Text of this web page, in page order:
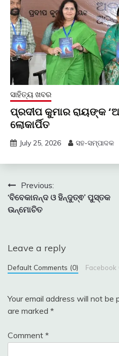
ସାହିତ୍ୟ ଖବର
ପ୍ରଦୀପ କୁମାର ରାୟଙ୍କ
ଲୋକାର୍ପିତ
July 25, 2026 ସହ-ସମ୍ପାଦକ
Post
navigation
Previous:
‘ବିବେକାନନ୍ଦ ଓ ହିନ୍ଦୁତ୍ଵ’ ପୁସ୍ତକ
ଉନ୍ମୋଚିତ
Leave a reply
Default Comments (0) Facebook
Your email address will not be
are marked *
Comment *